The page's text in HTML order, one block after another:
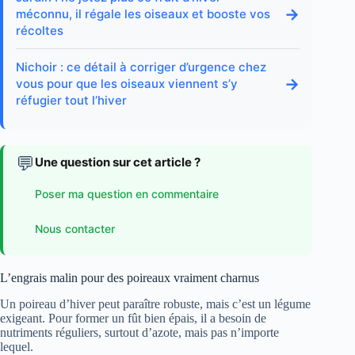
méconnu, il régale les oiseaux et booste vos
récoltes
→
Nichoir : ce détail à corriger d’urgence chez
vous pour que les oiseaux viennent s’y
réfugier tout l’hiver
→
💬 Une question sur cet article ?
Poser ma question en commentaire
Nous contacter
L’engrais malin pour des poireaux vraiment charnus
Un poireau d’hiver peut paraître robuste, mais c’est un légume
exigeant. Pour former un fût bien épais, il a besoin de
nutriments réguliers, surtout d’azote, mais pas n’importe
lequel.